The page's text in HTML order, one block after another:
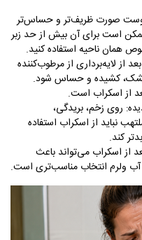
صورت ظریف‌تر و حساس‌تر
است برای آن بیش از حد زبر
همان ناحیه استفاده کنید.
از لایه‌برداری از مرطوب‌کننده
کشیده و حساس شود.
از اسکراب است.
: روی زخم، بریدگی،
نباید از اسکراب استفاده
کند.
از اسکراب می‌تواند باعث
ولرم انتخاب مناسب‌تری است.